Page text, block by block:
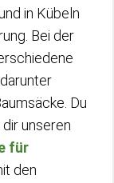
in Kübeln
Bei der
Du
unseren
für
den